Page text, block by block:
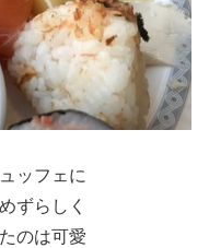
ッフェに
ずらしく
のは可愛